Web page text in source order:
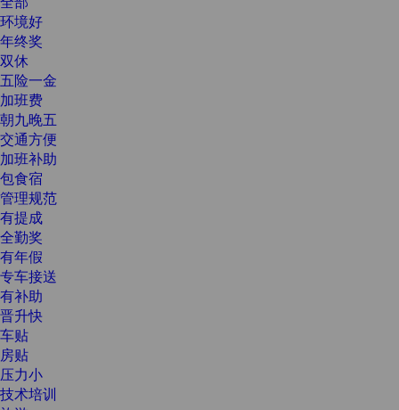
环境好
年终奖
双休
五险一金
加班费
朝九晚五
交通方便
加班补助
包食宿
管理规范
有提成
全勤奖
有年假
专车接送
有补助
晋升快
车贴
房贴
压力小
技术培训